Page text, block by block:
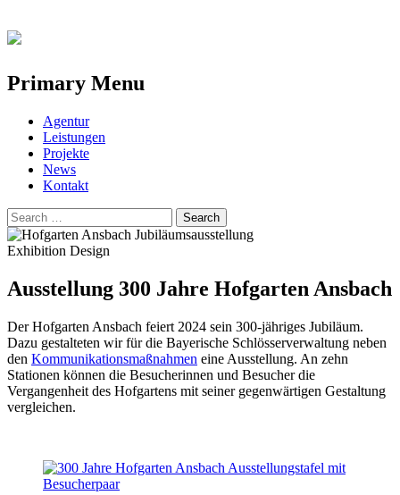
Primary Menu
Skip
content
Agentur
Leistungen
Projekte
News
Kontakt
Search
for:
Exhibition Design
Ausstellung 300 Jahre Hofgarten Ansbach
Der Hofgarten Ansbach feiert 2024 sein 300-jähriges Jubiläum.
Dazu gestalteten wir für die Bayerische Schlösserverwaltung neben
den Kommunikationsmaßnahmen eine Ausstellung. An zehn
Stationen können die Besucherinnen und Besucher die
Vergangenheit des Hofgartens mit seiner gegenwärtigen Gestaltung
vergleichen.